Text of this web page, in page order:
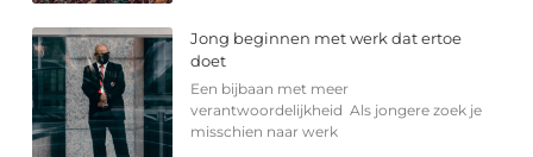
Jong beginnen met werk dat ertoe
doet
Een bijbaan met meer
verantwoordelijkheid Als jongere zoek je
misschien naar werk